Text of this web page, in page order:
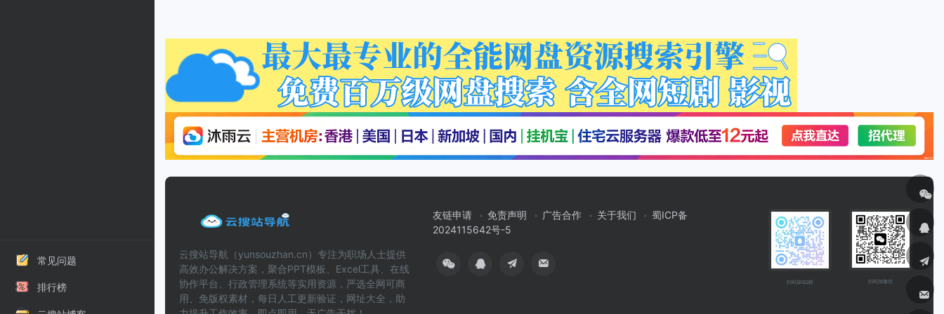
常见问题
排行榜
云搜站导航（yunsouzhan.cn）专注为职场人士提供
高效办公解决方案，聚合PPT模板、Excel工具、在线
协作平台、行政管理系统等实用资源，严选全网可商
用、免版权素材，每日人工更新验证，网址大全，助
友链申请 免责声明 广告合作 关于我们
蜀ICP备
2024115642号-5
扫码加QQ群 扫码加微信